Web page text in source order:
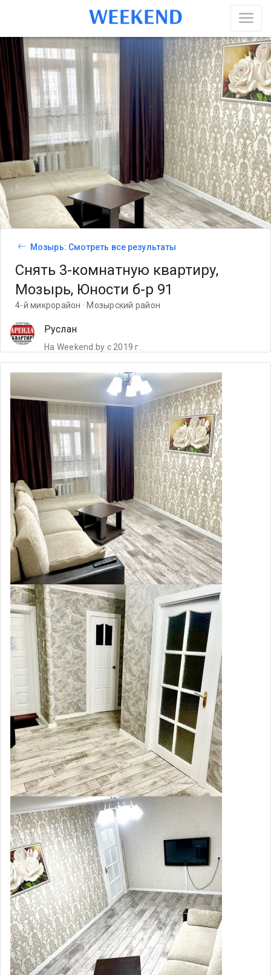
Мозырь: Смотреть все результаты
Снять 3-комнатную квартиру,
Мозырь, Юности б-р 91
4-й микрорайон · Мозырский район
Руслан
На Weekend.by с 2019 г.